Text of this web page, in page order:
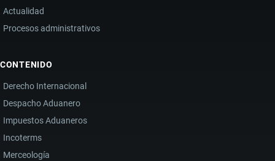
Actualidad
Procesos administrativos
CONTENIDO
Derecho Internacional
Despacho Aduanero
Impuestos Aduaneros
Incoterms
Merceología